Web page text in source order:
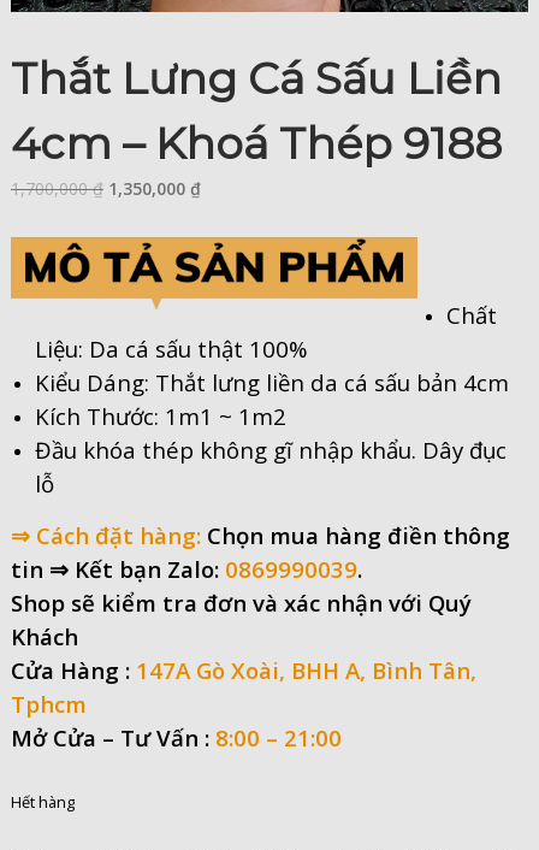
Thắt Lưng Cá Sấu Liền
4cm – Khoá Thép 9188
1,700,000₫ 1,350,000 ₫
Chất
Liệu: Da cá sấu thật 100%
Kiểu Dáng: Thắt lưng liền da cá sấu bản 4cm
Kích Thước: 1m1 ~ 1m2
Đầu khóa thép không gĩ nhập khẩu. Dây đục
lỗ
⇒ Cách đặt hàng: Chọn mua hàng điền thông
tin ⇒ Kết bạn Zalo: 0869990039.
Shop sẽ kiểm tra đơn và xác nhận với Quý
Khách
Cửa Hàng : 147A Gò Xoài, BHH A, Bình Tân,
Tphcm
Mở Cửa – Tư Vấn : 8:00 – 21:00
Hết hàng